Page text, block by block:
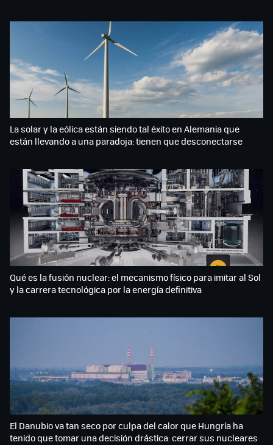
La solar y la eólica están siendo tal éxito en Alemania que
están llevando a una paradoja: tienen que desconectarse
Qué es la fusión nuclear: el mecanismo físico para imitar al Sol
y la carrera tecnológica por la energía definitiva
El Danubio va tan seco por culpa del calor que Hungría ha
tenido que tomar una decisión drástica: cerrar sus nucleares